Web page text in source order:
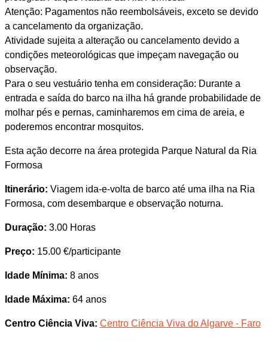
Atenção: Pagamentos não reembolsáveis, exceto se devido
a cancelamento da organização.
Atividade sujeita a alteração ou cancelamento devido a
condições meteorológicas que impeçam navegação ou
observação.
Para o seu vestuário tenha em consideração: Durante a
entrada e saída do barco na ilha há grande probabilidade de
molhar pés e pernas, caminharemos em cima de areia, e
poderemos encontrar mosquitos.
Esta ação decorre na área protegida Parque Natural da Ria
Formosa
Itinerário: Viagem ida-e-volta de barco até uma ilha na Ria
Formosa, com desembarque e observação noturna.
Duração: 3.00 Horas
Preço: 15.00 €/participante
Idade Mínima: 8 anos
Idade Máxima: 64 anos
Centro Ciência Viva: Centro Ciência Viva do Algarve - Faro